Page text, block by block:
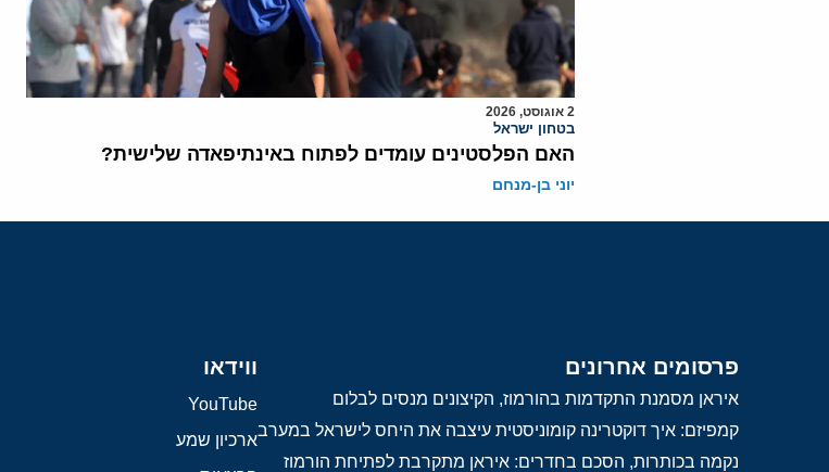
2 אוגוסט, 2026
בטחון ישראל
האם הפלסטינים עומדים לפתוח באינתיפאדה שלישית?
יוני בן-מנחם
פרסומים אחרונים
איראן מסמנת התקדמות בהורמוז, הקיצונים מנסים לבלום
קמפיזם: איך דוקטרינה קומוניסטית עיצבה את היחס לישראל במערב
נקמה בכותרות, הסכם בחדרים: איראן מתקרבת לפתיחת הורמוז
ווידאו
YouTube
ארכיון שמע